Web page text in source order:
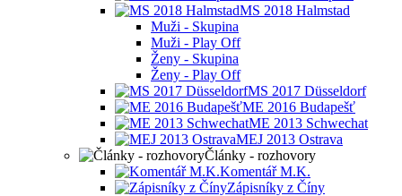
MS 2018 Halmstad
Muži - Skupina
Muži - Play Off
Ženy - Skupina
Ženy - Play Off
MS 2017 Düsseldorf
ME 2016 Budapešť
ME 2013 Schwechat
MEJ 2013 Ostrava
Články - rozhovory
Komentář M.K.
Zápisníky z Číny